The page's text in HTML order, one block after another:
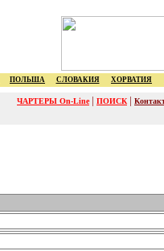
ПОЛЬША СЛОВАКИЯ ХОРВАТИЯ
ЧАРТЕРЫ On-Line| ПОИСК |